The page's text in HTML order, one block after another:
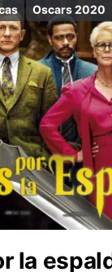
Oscars 2020
la